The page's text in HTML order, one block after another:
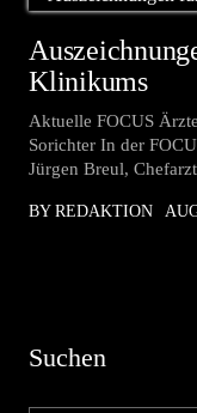
Klinikums
Aktuelle FOCUS
Sorichter In der
Jürgen Breul, Chefarzt
BY REDAKTION
Suchen